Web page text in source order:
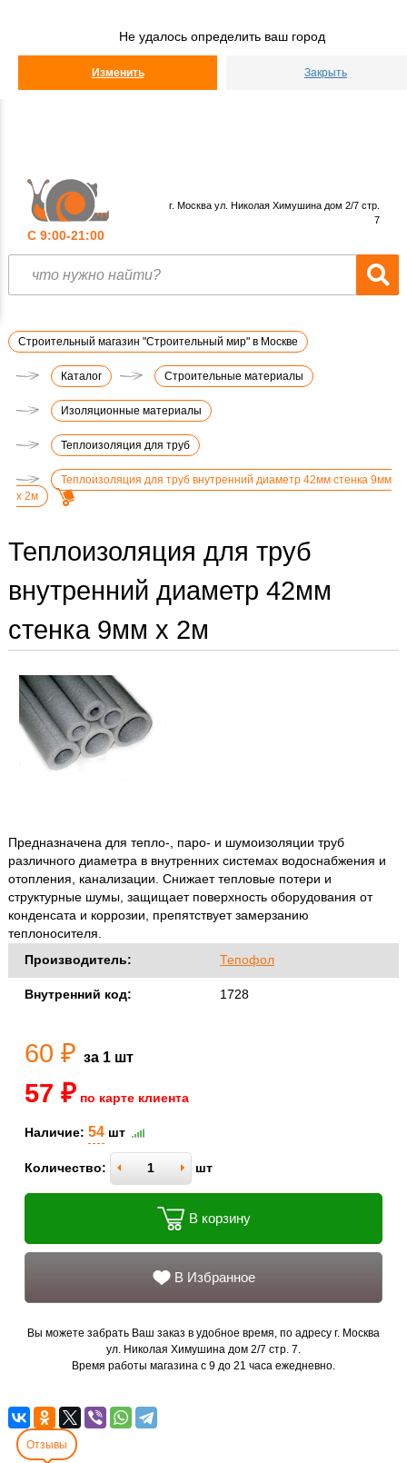
Не удалось определить ваш город
Изменить Закрыть
С 9:00-21:00
г. Москва ул. Николая Химушина дом 2/7 стр.
7
Строительный магазин "Строительный мир" в Москве
Каталог Строительные материалы
Изоляционные материалы
Теплоизоляция для труб
Теплоизоляция для труб внутренний диаметр 42мм стенка 9мм
х 2м
Теплоизоляция для труб
внутренний диаметр 42мм
стенка 9мм х 2м
Предназначена для тепло-, паро- и шумоизоляции труб
различного диаметра в внутренних системах водоснабжения и
отопления, канализации. Снижает тепловые потери и
структурные шумы, защищает поверхность оборудования от
конденсата и коррозии, препятствует замерзанию
теплоносителя.
Производитель:
Тепофол
Внутренний код: 1728
60 ₽ за 1 шт
57 ₽ по карте клиента
Наличие: 54 шт
Количество: шт
В корзину
В Избранное
Вы можете забрать Ваш заказ в удобное время, по адресу г. Москва
ул. Николая Химушина дом 2/7 стр. 7.
Время работы магазина с 9 до 21 часа ежедневно.
Отзывы